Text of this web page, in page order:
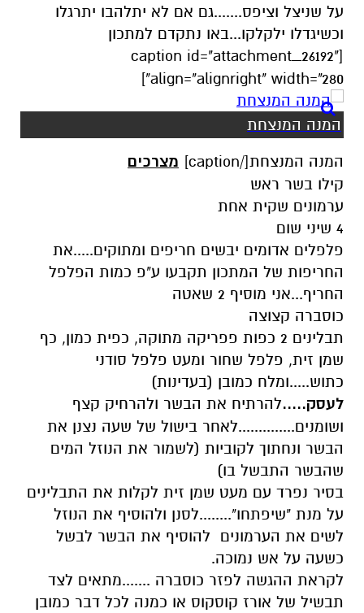
על שניצל וציפס.......גם אם לא יתלהבו יתרגלו
וכשיגדלו ילקלקו...באו נתקדם למתכון
[caption id="attachment_26192"
align="alignright" width="280"]
המנה המנצחת
המנה המנצחת[/caption]
מצרכים
קילו בשר ראש
ערמונים שקית אחת
4 שיני שום
פלפלים אדומים יבשים חריפים ומתוקים.....את
החריפות של המתכון תקבעו ע"פ כמות הפלפל
החריף...אני מוסיף 2 שאטה
כוסברה קצוצה
תבלינים 2 כפות פפריקה מתוקה, כפית כמון, כף
שמן זית, פלפל שחור ומעט פלפל סודני
כתוש.....ומלח כמובן (בעדינות)
לעסק.....להרתיח את הבשר ולהרחיק קצף
ושומנים..............לאחר בישול של שעה נצנן את
הבשר ונחתוך לקוביות (לשמור את הנוזל המים
שהבשר התבשל בו)
בסיר נפרד עם מעט שמן זית לקלות את התבלינים
על מנת "שיפתחו"........לסנן ולהוסיף את הנוזל
לשים את הערמונים להוסיף את הבשר לבשל
כשעה על אש נמוכה.
לקראת ההגשה לפזר כוסברה .......מתאים לצד
תבשיל של אורז קוסקוס או כמנה לכל דבר כמובן